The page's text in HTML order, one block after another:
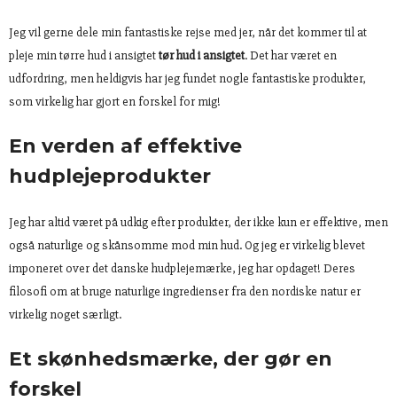
Jeg vil gerne dele min fantastiske rejse med jer, når det kommer til at
pleje min tørre hud i ansigtettør hud i ansigtet. Det har været en
udfordring, men heldigvis har jeg fundet nogle fantastiske produkter,
som virkelig har gjort en forskel for mig!
En verden af effektive
hudplejeprodukter
Jeg har altid været på udkig efter produkter, der ikke kun er effektive, men
også naturlige og skånsomme mod min hud. Og jeg er virkelig blevet
imponeret over det danske hudplejemærke, jeg har opdaget! Deres
filosofi om at bruge naturlige ingredienser fra den nordiske natur er
virkelig noget særligt.
Et skønhedsmærke, der gør en
forskel